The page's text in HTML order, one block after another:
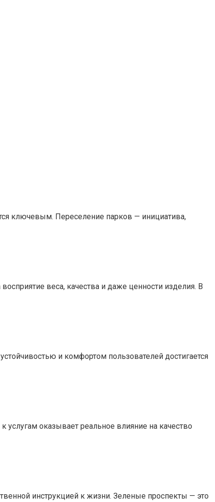
ключевым. Переселение парков — инициатива,
веса, качества и даже ценности изделия. В
и комфортом пользователей достигается
оказывает реальное влияние на качество
инструкцией к жизни. Зеленые проспекты — это